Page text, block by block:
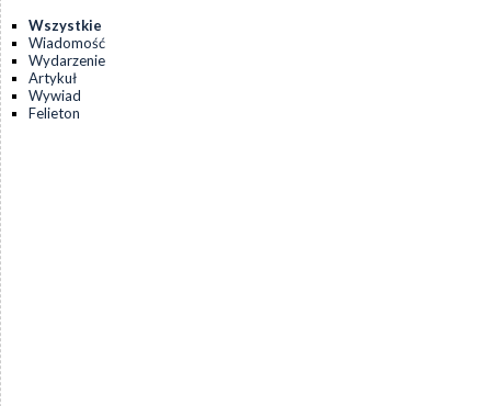
Wszystkie
Wiadomość
Wydarzenie
Artykuł
Wywiad
Felieton